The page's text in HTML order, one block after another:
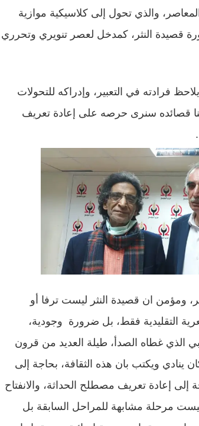
المعاصر، والذي تحول إلى كلاسيكية موازية
قصيدة النثر، كمدخل لعصر تنويري وتحرري
فرادته في التعبير، وإدراكه للتحولات
قصائده سنرى حرصه على إعادة تعريف
ومؤمن ان قصيدة النثر ليست ترفا أو
التقليدية فقط، بل ضرورة وجودية،
الذي غطاه الصدأ، طيلة العديد من قرون
ينادي ويكتب بان هذه الثقافة، بحاجة إلى
إلى إعادة تعريف مصطلح الحداثة، والانفتاح
مرحلة مشابهة للمراحل السابقة بل